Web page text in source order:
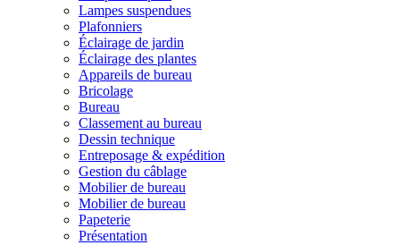
Lampes suspendues
Plafonniers
Éclairage de jardin
Éclairage des plantes
Appareils de bureau
Bricolage
Bureau
Classement au bureau
Dessin technique
Entreposage & expédition
Gestion du câblage
Mobilier de bureau
Mobilier de bureau
Papeterie
Présentation